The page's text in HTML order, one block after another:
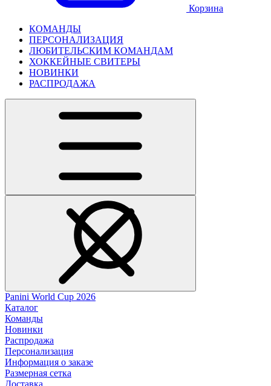
Корзина
КОМАНДЫ
ПЕРСОНАЛИЗАЦИЯ
ЛЮБИТЕЛЬСКИМ КОМАНДАМ
ХОККЕЙНЫЕ СВИТЕРЫ
НОВИНКИ
РАСПРОДАЖА
Panini World Cup 2026
Каталог
Команды
Новинки
Распродажа
Персонализация
Информация о заказе
Размерная сетка
Доставка